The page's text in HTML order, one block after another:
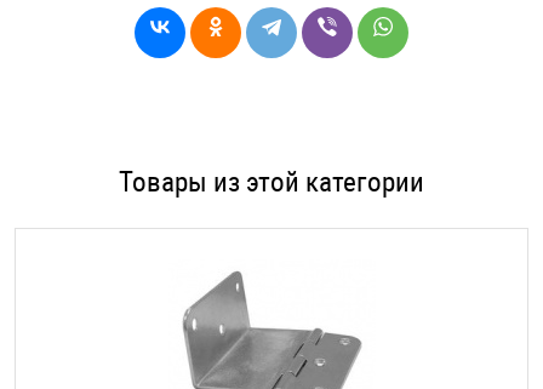
Товары из этой категории